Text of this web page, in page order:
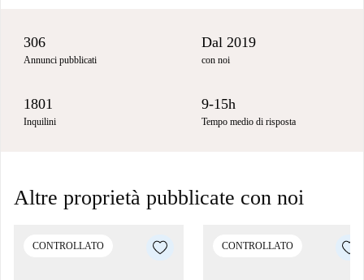
306
Annunci pubblicati
Dal 2019
con noi
1801
Inquilini
9-15h
Tempo medio di risposta
Altre proprietà pubblicate con noi
CONTROLLATO CONTROLLATO